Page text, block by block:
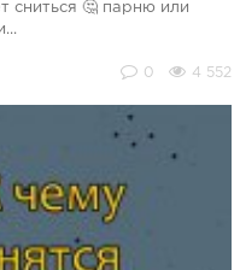
сниться 🤔 парню или
0 4 552